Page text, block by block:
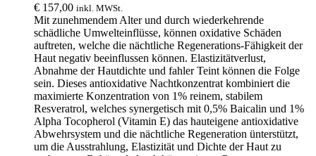
€ 157,00 inkl. MWSt.
Mit zunehmendem Alter und durch wiederkehrende
schädliche Umwelteinflüsse, können oxidative Schäden
auftreten, welche die nächtliche Regenerations-Fähigkeit der
Haut negativ beeinflussen können. Elastizitätverlust,
Abnahme der Hautdichte und fahler Teint können die Folge
sein. Dieses antioxidative Nachtkonzentrat kombiniert die
maximierte Konzentration von 1% reinem, stabilem
Resveratrol, welches synergetisch mit 0,5% Baicalin und 1%
Alpha Tocopherol (Vitamin E) das hauteigene antioxidative
Abwehrsystem und die nächtliche Regeneration ünterstützt,
um die Ausstrahlung, Elastizität und Dichte der Haut zu